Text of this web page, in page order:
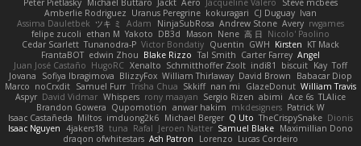
Peter Pietlasky Michael Buttaro Jackt Aero Jacqueline Valero
Steve mcbees
Amberlie Rodriguez Uranus Peregrine kokuragari CJ Duguay Ivan
Assima Dauletbek ツキ ミ Adam NinjaSubRosa Andrew Stone Avery rwgames
felipe zucoli ethan M Yakoto DB3d Mason Nene 高 日 Nicolo' Paolino
Cedar Scarlett Tunanodra-P Victor Bondatiy Quentin GWH Kirsten KT Mack
FrantaBOT edwin Zhou Blake Rizzo Tal Smith Carter Farrey Angel
Juan José Castaño HugoRC Xenalto Schmitthoffer Zsolt indi81 biscuit Kay Toff
Jovana
Sofiya Ibragimova BlizzyFox William Thirlaway David Brown
Babacar Diop
Marco noCrxdit Samuel Furr Trisha Chua Skkiff nan mi GlazeDonut William Travis
Aspyr David Vidmar Whispers rony maayan Sergio Rizen abimi Ace 6s TLAlice
Brandon Gowera Qupomotion anwar hakim mkdesigners Patrick W
Isaac Castañeda Miltos imduong2k6 Michael Berger Q Uto TheCrispySnake Dionis
Isaac Nguyen 4jakers18 tuna Rafal Jeroen Natter Samuel Blake Maximillian Dono
draqon ofwhitestars Ash Patron Lorenzo Lucas Cordeiro